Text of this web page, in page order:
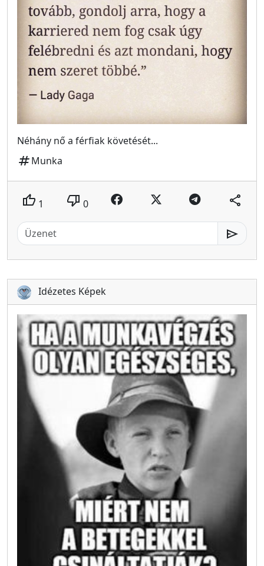
Néhány nő a férfiak követését...
tagMunka
thumb_up 1 thumb_down 0 share
send
Idézetes Képek